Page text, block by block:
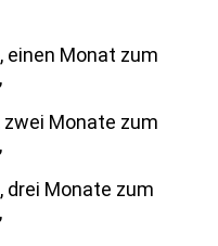
einen Monat zum
Monate zum
drei Monate zum